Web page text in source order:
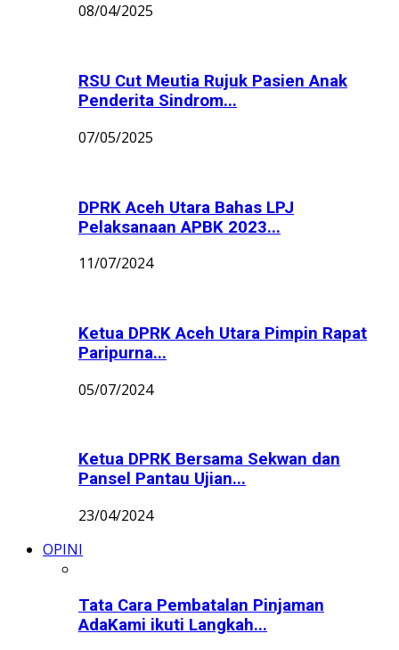
08/04/2025
RSU Cut Meutia Rujuk Pasien Anak
Penderita Sindrom...
07/05/2025
DPRK Aceh Utara Bahas LPJ
Pelaksanaan APBK 2023...
11/07/2024
Ketua DPRK Aceh Utara Pimpin Rapat
Paripurna...
05/07/2024
Ketua DPRK Bersama Sekwan dan
Pansel Pantau Ujian...
23/04/2024
OPINI
Tata Cara Pembatalan Pinjaman
AdaKami ikuti Langkah...